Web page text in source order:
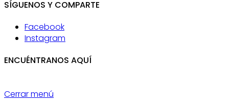
SÍGUENOS Y COMPARTE
Facebook
Instagram
ENCUÉNTRANOS AQUÍ
Cerrar menú